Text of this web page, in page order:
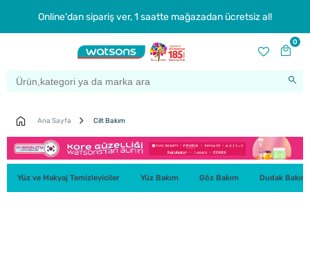
Online'dan sipariş ver, 1 saatte mağazadan ücretsiz al!
0
Ana Sayfa Cilt Bakım
Yüz ve Makyaj Temizleyiciler Yüz Bakım Göz Bakım Dudak Bakım